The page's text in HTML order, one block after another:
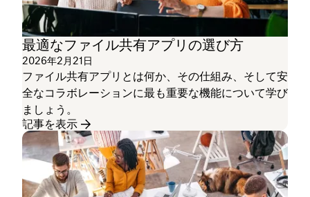
最適なファイル共有アプリの選び方
2026年2月21日
ファイル共有アプリとは何か、その仕組み、そして安
全なコラボレーションに最も重要な機能について学び
ましょう。
記事を表示